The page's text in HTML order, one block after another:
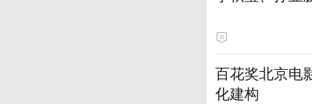
百花奖北京电
化建构